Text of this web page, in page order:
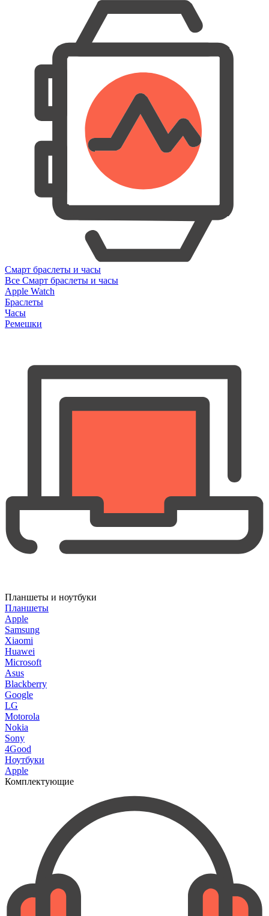
Смарт браслеты и часы
Все Смарт браслеты и часы
Apple Watch
Браслеты
Часы
Ремешки
Планшеты и ноутбуки
Планшеты
Apple
Samsung
Xiaomi
Huawei
Microsoft
Asus
Blackberry
Google
LG
Motorola
Nokia
Sony
4Good
Ноутбуки
Apple
Комплектующие